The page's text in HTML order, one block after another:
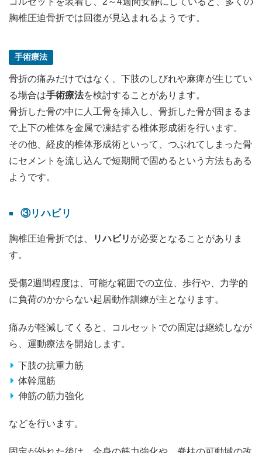
胸椎圧迫骨折では回復が見込まれるようです。
手術療法
骨折の痛みだけではなく、下肢のしびれや麻痺が生じてい
る場合は手術療法を検討することがあります。
骨折した骨の中に人工骨を挿入し、骨折した骨が固まるま
で上下の椎体を金属で凍結する椎体形成術を行います。
その他、経皮的椎体形成術といって、つぶれてしまった骨
にセメントを流し込んで短期間で固めるという方法もある
ようです。
③リハビリ
胸椎圧迫骨折では、 リハビリ が必要となることがありま
す。
受傷2週間程度は、可能な範囲での立位、歩行や、力学的
に負荷のかからない起居動作訓練が主となります。
痛みが軽減してくると、コルセットでの固定は継続しなが
ら、運動療法を開始します。
下肢の抗重力筋
体幹屈筋
伸筋の筋力強化
などを行います。